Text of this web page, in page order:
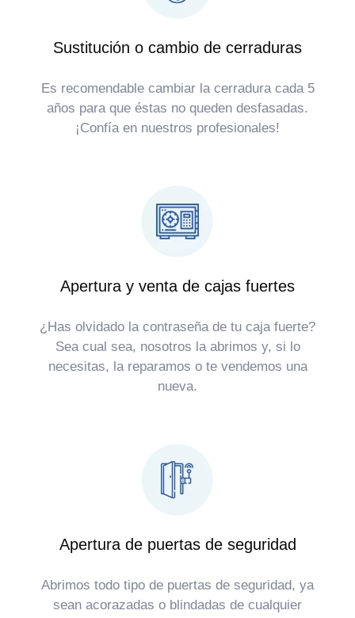
Sustitución o cambio de cerraduras
Es recomendable cambiar la cerradura cada 5
años para que éstas no queden desfasadas.
¡Confía en nuestros profesionales!
Apertura y venta de cajas fuertes
¿Has olvidado la contraseña de tu caja fuerte?
Sea cual sea, nosotros la abrimos y, si lo
necesitas, la reparamos o te vendemos una
nueva.
Apertura de puertas de seguridad
Abrimos todo tipo de puertas de seguridad, ya
sean acorazadas o blindadas de cualquier